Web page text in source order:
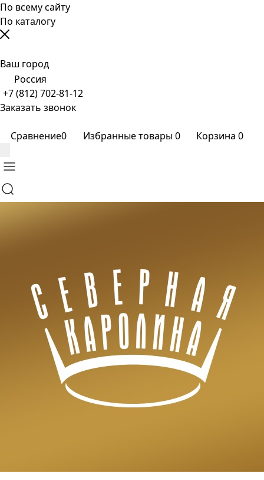
По всему сайту
По каталогу
Ваш город
Россия
+7 (812) 702-81-12
Заказать звонок
Сравнение0 Избранные товары0 Корзина 0